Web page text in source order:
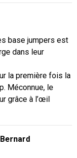
base jumpers est
dans leur
la première fois la
Méconnue, le
grâce à l’œil
Bernard